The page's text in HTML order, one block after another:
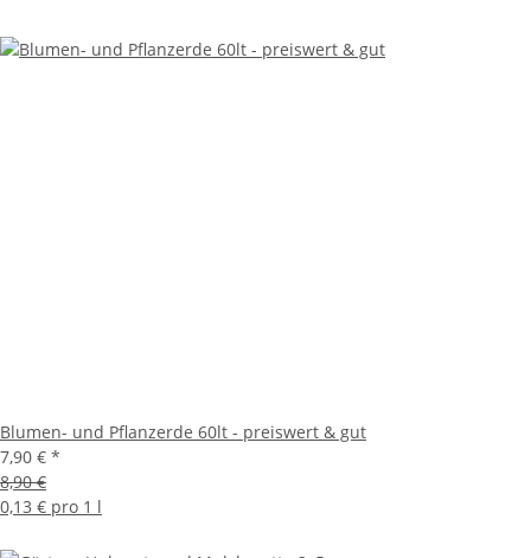
Blumen- und Pflanzerde 60lt - preiswert & gut
7,90 € *
8,90 €
0,13 € pro 1 l